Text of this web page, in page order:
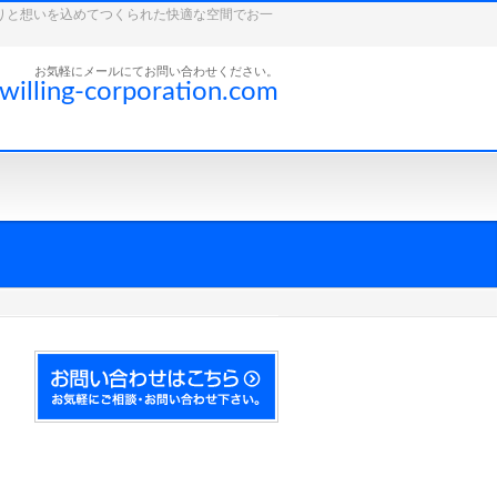
想いを込めてつくられた快適な空間でお一
お気軽にメールにてお問い合わせください。
corporation.com